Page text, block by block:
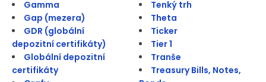
Gamma
Gap (mezera)
GDR (globální
depozitní certifikáty)
Globální depozitní
certifikáty
Tenký trh
Theta
Ticker
Tier 1
Tranše
Treasury Bills, Notes,